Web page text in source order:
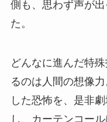
側も、思わず声が
た。
どんなに進んだ特
るのは人間の想像
した恐怖を、是非
し、カーテンコー